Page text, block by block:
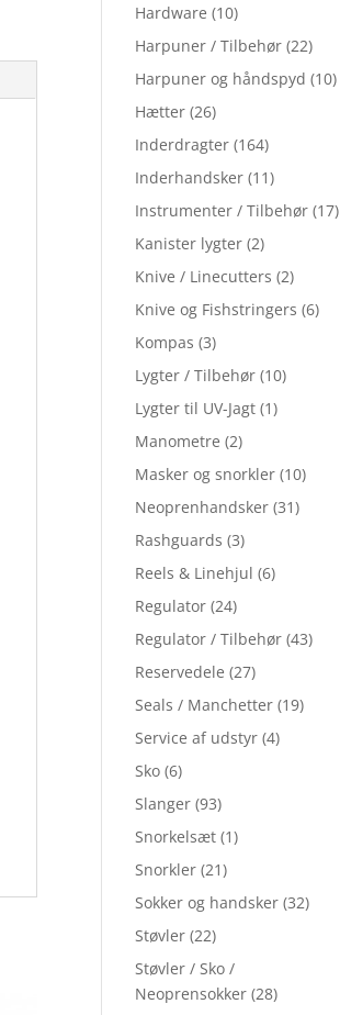
Hardware (10)
Harpuner / Tilbehør (22)
Harpuner og håndspyd (10)
Hætter (26)
Inderdragter (164)
Inderhandsker (11)
Instrumenter / Tilbehør (17)
Kanister lygter (2)
Knive / Linecutters (2)
Knive og Fishstringers (6)
Kompas (3)
Lygter / Tilbehør (10)
Lygter til UV-Jagt (1)
Manometre (2)
Masker og snorkler (10)
Neoprenhandsker (31)
Rashguards (3)
Reels & Linehjul (6)
Regulator (24)
Regulator / Tilbehør (43)
Reservedele (27)
Seals / Manchetter (19)
Service af udstyr (4)
Sko (6)
Slanger (93)
Snorkelsæt (1)
Snorkler (21)
Sokker og handsker (32)
Støvler (22)
Støvler / Sko /
Neoprensokker (28)